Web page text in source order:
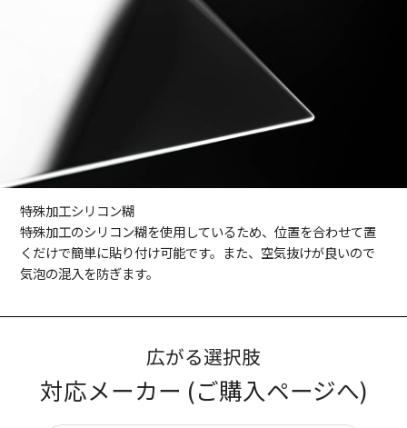
特殊加工シリコン糊
特殊加工のシリコン糊を使用しているため、位置を合わせて置
くだけで簡単に貼り付け可能です。また、空気抜けが良いので
気泡の混入を防ぎます。
広がる選択肢
対応メーカー (ご購入ページへ)